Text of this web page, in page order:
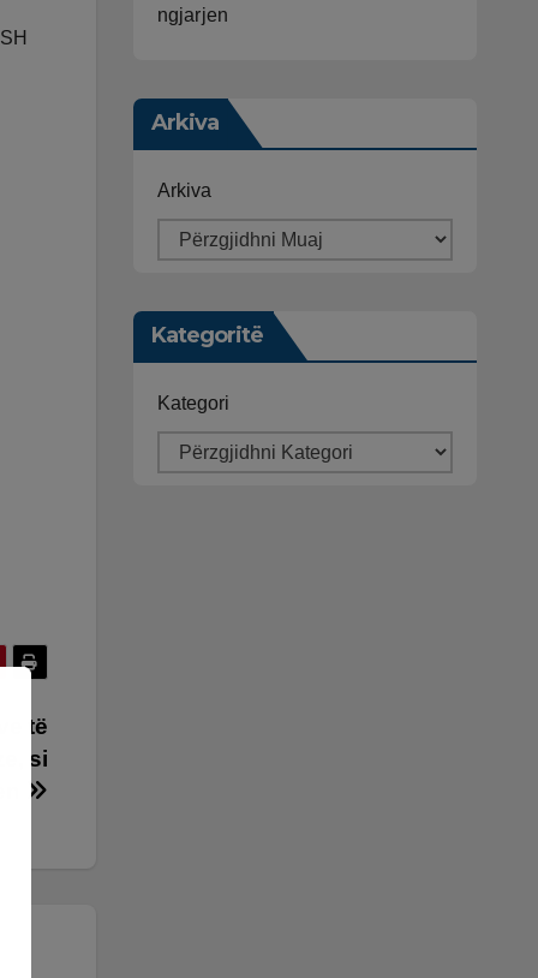
të
si
ngjarjen
Arkiva
Arkiva
Kategoritë
Kategori